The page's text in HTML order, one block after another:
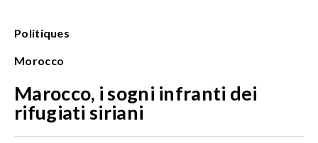
Politiques
Morocco
Marocco, i sogni infranti dei
rifugiati siriani